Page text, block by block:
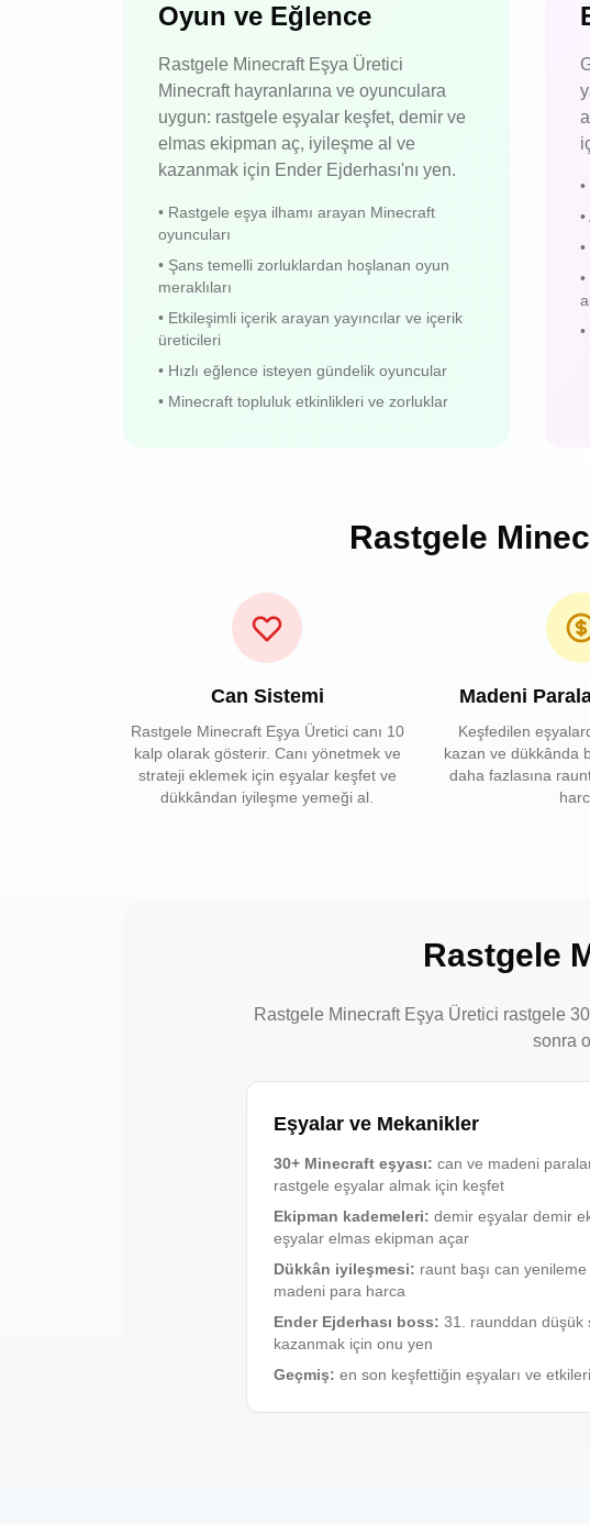
Oyun ve Eğlence
Rastgele Minecraft Eşya Üretici
Minecraft hayranlarına ve oyunculara
uygun: rastgele eşyalar keşfet, demir ve
elmas ekipman aç, iyileşme al ve
kazanmak için Ender Ejderhası'nı yen.
• Rastgele eşya ilhamı arayan Minecraft
oyuncuları
• Şans temelli zorluklardan hoşlanan oyun
meraklıları
• Etkileşimli içerik arayan yayıncılar ve içerik
üreticileri
• Hızlı eğlence isteyen gündelik oyuncular
• Minecraft topluluk etkinlikleri ve zorluklar
•
•
•
•
•
Rastgele
Can Sistemi
Rastgele Minecraft Eşya Üretici canı 10
kalp olarak gösterir. Canı yönetmek ve
strateji eklemek için eşyalar keşfet ve
dükkândan iyileşme yemeği al.
Madeni
Keşfedilen
kazan ve dükkânda
daha fazlasına
Rastgele
Rastgele Minecraft Eşya Üretici rastgele
sonra
Eşyalar ve Mekanikler
30+ Minecraft eşyası: can ve madeni
rastgele eşyalar almak için keşfet
Ekipman kademeleri: demir eşyalar demir
eşyalar elmas ekipman açar
Dükkân iyileşmesi: raunt başı can
madeni para harca
Ender Ejderhası boss: 31. raunddan düşük
kazanmak için onu yen
Geçmiş: en son keşfettiğin eşyaları ve